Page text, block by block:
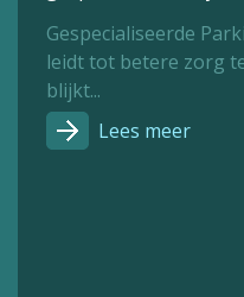
Gespecialiseerde
leidt tot betere zorg
blijkt...
Lees meer